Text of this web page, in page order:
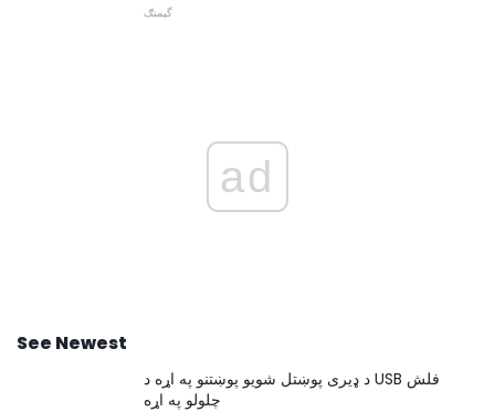
گیمنګ
ad
See Newest
د ډیری پوښتل شویو پوښتنو په اړه د USB فلش
چلولو په اړه